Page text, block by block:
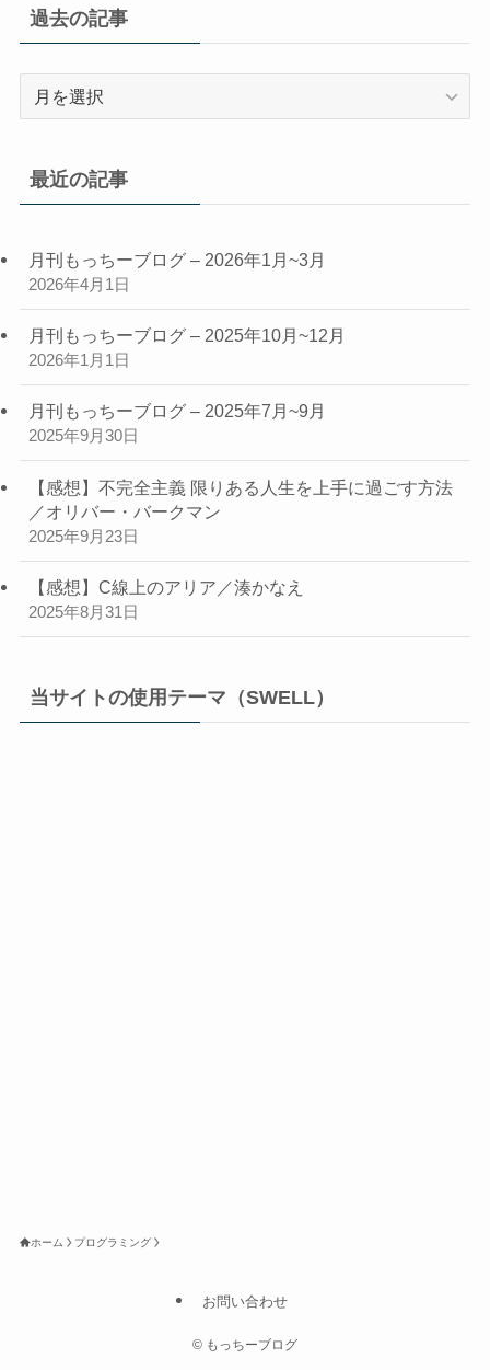
過去の記事
記
最近の記事
月刊もっちーブログ – 2026年1月~3月
2026年4月1日
月刊もっちーブログ – 2025年10月~12月
2026年1月1日
月刊もっちーブログ – 2025年7月~9月
2025年9月30日
【感想】不完全主義 限りある人生を上手に過ごす方法
／オリバー・バークマン
2025年9月23日
【感想】C線上のアリア／湊かなえ
2025年8月31日
当サイトの使用テーマ（SWELL）
ホーム プログラミング
お問い合わせ
© もっちーブログ